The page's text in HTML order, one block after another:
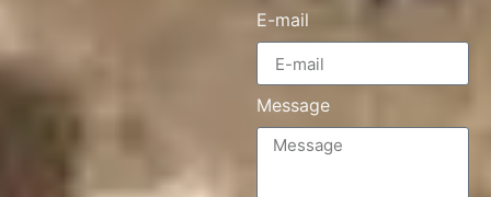
E-mail
Message